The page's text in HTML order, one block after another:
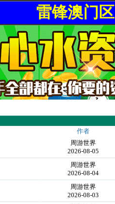
雷锋澳门区
作者
周游世界
2026-08-05
周游世界
2026-08-04
周游世界
2026-08-03